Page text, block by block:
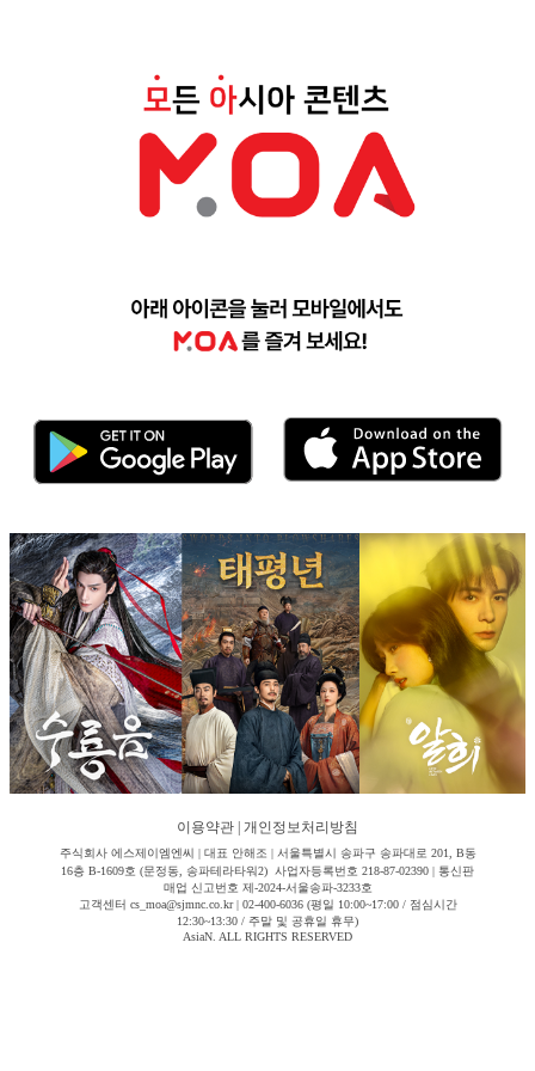
이용약관 개인정보처리방침
주식회사 에스제이엠엔씨 | 대표 안해조 | 서울특별시 송파구 송파대로 201, B동
16층 B-1609호 (문정동, 송파테라타워2) 사업자등록번호 218-87-02390 | 통신판
매업 신고번호 제-2024-서울송파-3233호
고객센터 cs_moa@sjmnc.co.kr | 02-400-6036 (평일 10:00~17:00 / 점심시간
12:30~13:30 / 주말 및 공휴일 휴무)
AsiaN. ALL RIGHTS RESERVED